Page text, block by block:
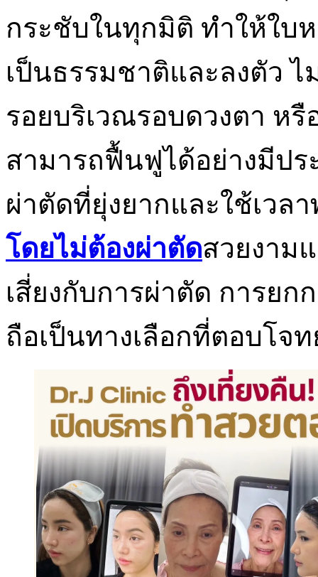
กระชับในทุกมิติ ทำให้ใบ
เป็นธรรมชาติและลงตัว
รอยบริเวณรอบดวงตา ห
สามารถฟื้นฟูได้อย่างมีป
ผ่าตัดที่ยุ่งยากและใช้เว
โดยไม่ต้องผ่าตัดสวยงาม
เสี่ยงกับการผ่าตัด การย
ถือเป็นทางเลือกที่ตอบโจ